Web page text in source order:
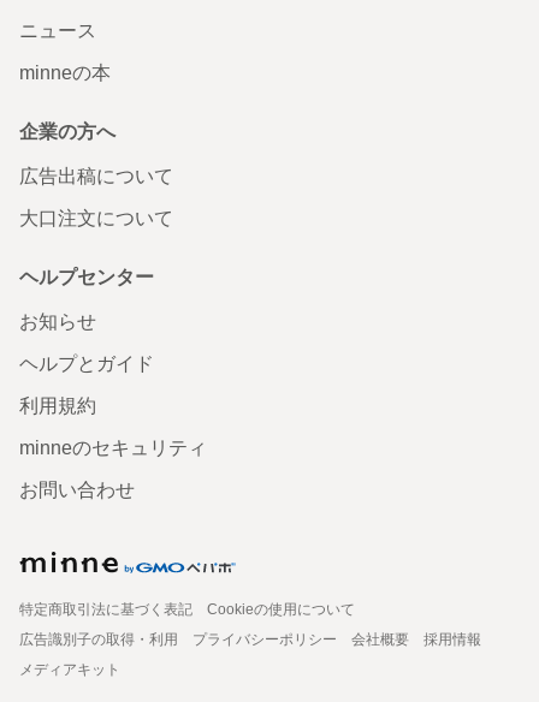
ニュース
minneの本
企業の方へ
広告出稿について
大口注文について
ヘルプセンター
お知らせ
ヘルプとガイド
利用規約
minneのセキュリティ
お問い合わせ
特定商取引法に基づく表記
Cookieの使用について
広告識別子の取得・利用
プライバシーポリシー 会社概要
採用情報
メディアキット